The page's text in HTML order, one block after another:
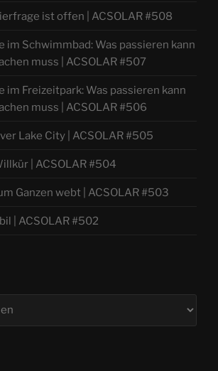
ist offen | ACSOLAR #508
im Schwimmbad: Was passieren kann
muss | ACSOLAR #507
im Freizeitpark: Was passieren kann
muss | ACSOLAR #506
Lake City | ACSOLAR #505
| ACSOLAR #504
Ganzen webt | ACSOLAR #503
| ACSOLAR #502